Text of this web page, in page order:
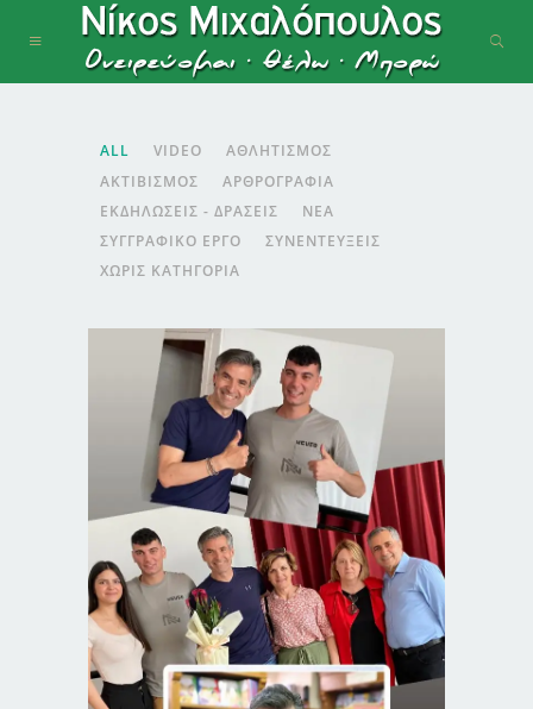
ALL VIDEO
ΑΘΛΗΤΙΣΜΌΣ
ΑΚΤΙΒΙΣΜΌΣ
ΑΡΘΡΟΓΡΑΦΊΑ
ΕΚΔΗΛΏΣΕΙΣ - ΔΡΆΣΕΙΣ
ΝΈΑ
ΣΥΓΓΡΑΦΙΚΌ ΈΡΓΟ
ΣΥΝΕΝΤΕΎΞΕΙΣ
ΧΩΡΊΣ ΚΑΤΗΓΟΡΊΑ